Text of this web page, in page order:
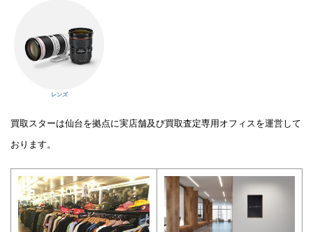
レンズ
買取スターは仙台を拠点に実店舗及び買取査定専用オフィスを運営して
おります。